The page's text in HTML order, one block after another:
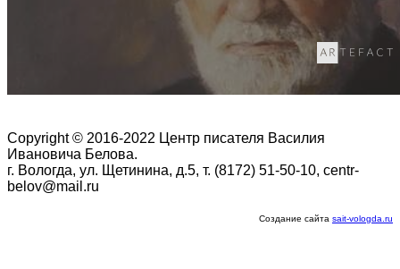
Copyright © 2016-2022 Центр писателя Василия
Ивановича Белова.
г. Вологда, ул. Щетинина, д.5, т. (8172) 51-50-10, centr-
belov@mail.ru
Создание сайта sait-vologda.ru